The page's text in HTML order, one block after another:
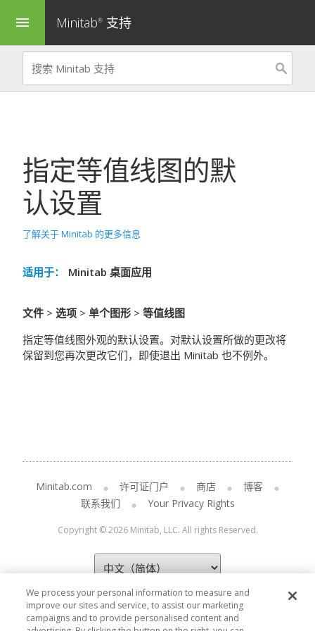
menu Minitab® 支持
指定等值线图的默
认设置
了解关于 Minitab 的更多信息
适用于： Minitab 桌面应用
文件 > 选项 > 单个图形 > 等值线图
指定等值线图外观的默认设置。对默认设置所做的更改将
保留到您再次更改它们，即使退出 Minitab 也不例外。
Minitab.com 许可证门户 商店
博客
联系我们
Your Privacy Rights
Copyright © 2026 Minitab, LLC. All rights Reserved.
We process your personal information to measure and
improve our sites and service, to assist our marketing
campaigns and to provide personalised content and